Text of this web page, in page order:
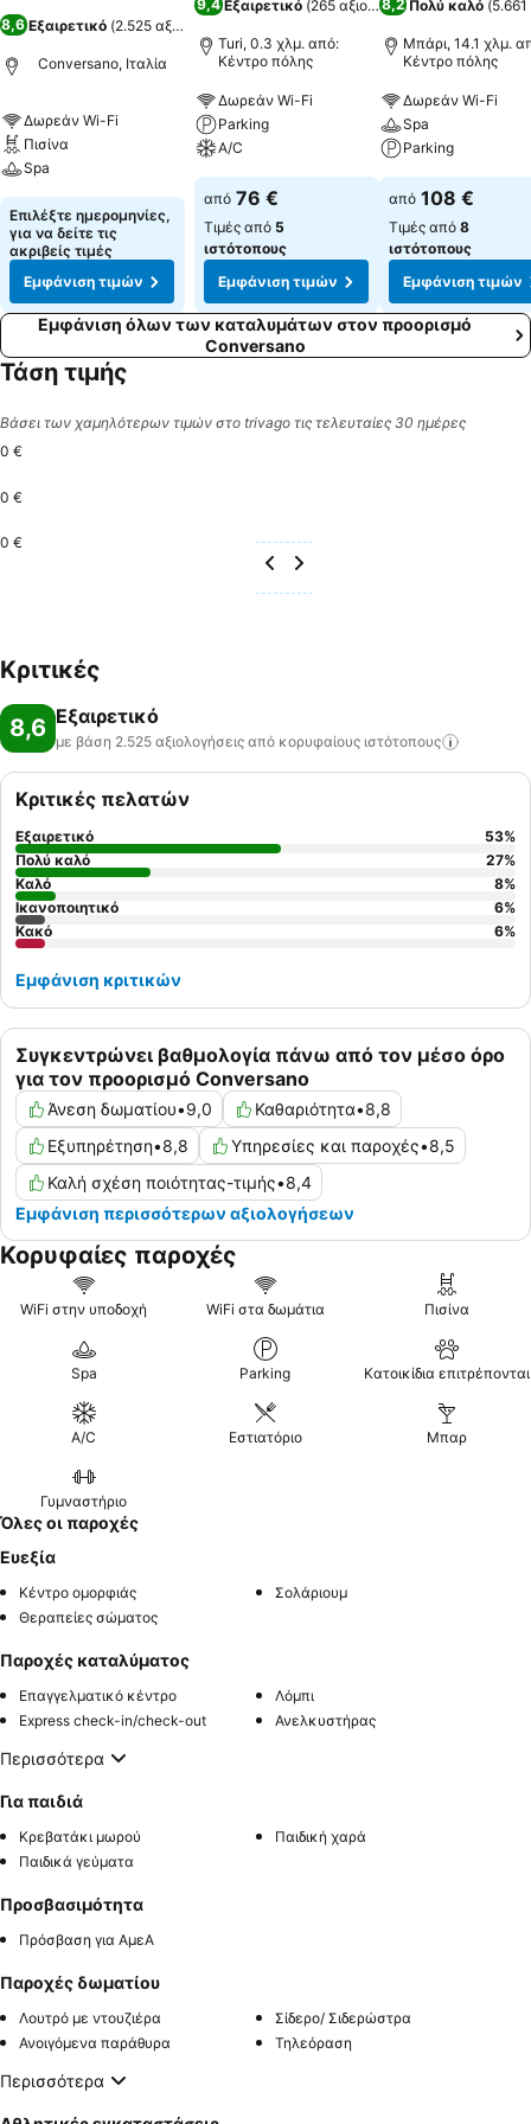
8,6Εξαιρετικό (2.525 αξιολογήσεις
Conversano, Ιταλία
Δωρεάν Wi-Fi
Πισίνα
Spa
Επιλέξτε ημερομηνίες,
για να δείτε τις
ακριβείς τιμές
Εμφάνιση τιμών
9,4 Εξαιρετικό (265 αξιολογήσεις)
Turi, 0.3 χλμ. από:
Κέντρο πόλης
Δωρεάν Wi-Fi
Parking
A/C
από 76 €
Τιμές από 5
ιστότοπους
Εμφάνιση τιμών
8,2 Πολύ καλό (5.661
Μπάρι, 14.1 χλμ.
Κέντρο πόλης
Δωρεάν Wi-Fi
Spa
Parking
από 108 €
Τιμές από 8
ιστότοπους
Εμφάνιση τιμών
Εμφάνιση όλων των καταλυμάτων στον προορισμό
Conversano
Τάση τιμής
Βάσει των χαμηλότερων τιμών στο trivago τις τελευταίες 30 ημέρες
0 €
0 €
0 €
Κριτικές
8,6 Εξαιρετικό
με βάση 2.525 αξιολογήσεις από κορυφαίους ιστότοπους
Συγκεντρώνει βαθμολογία πάνω από τον μέσο όρο
για τον προορισμό Conversano
Άνεση δωματίου•9,0 Καθαριότητα•8,8
Εξυπηρέτηση•8,8 Υπηρεσίες και παροχές•8,5
Καλή σχέση ποιότητας-τιμής•8,4
Εμφάνιση περισσότερων αξιολογήσεων
Κριτικές πελατών
Εξαιρετικό 53%
Πολύ καλό
27%
Καλό
8%
Ικανοποιητικό
6%
Κακό
6%
Εμφάνιση κριτικών
Κορυφαίες παροχές
WiFi στην υποδοχή WiFi στα δωμάτια Πισίνα
Spa Parking Κατοικίδια επιτρέπονται
A/C Εστιατόριο Μπαρ
Γυμναστήριο
Όλες οι παροχές
Ευεξία
Κέντρο ομορφιάς
Σολάριουμ
Θεραπείες σώματος
Παροχές καταλύματος
Επαγγελματικό κέντρο
Λόμπι
Express check-in/check-out
Ανελκυστήρας
Περισσότερα
Για παιδιά
Κρεβατάκι μωρού
Παιδική χαρά
Παιδικά γεύματα
Προσβασιμότητα
Πρόσβαση για ΑμεΑ
Παροχές δωματίου
Λουτρό με ντουζιέρα
Σίδερο/ Σιδερώστρα
Ανοιγόμενα παράθυρα
Τηλεόραση
Περισσότερα